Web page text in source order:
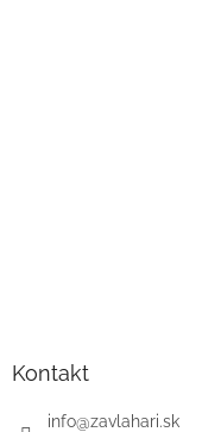
Kontakt
info@zavlahari.sk